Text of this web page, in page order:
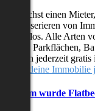
Du suchst einen
Das Inserieren von
kostenlos. Alle Arten
Villen, Parkflächen,
können jederzeit
Stelle deine
Warum wurde